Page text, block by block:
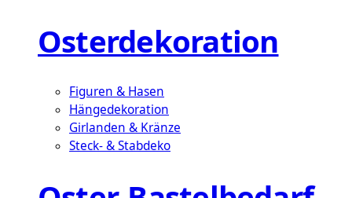
Osterdekoration
Figuren & Hasen
Hängedekoration
Girlanden & Kränze
Steck- & Stabdeko